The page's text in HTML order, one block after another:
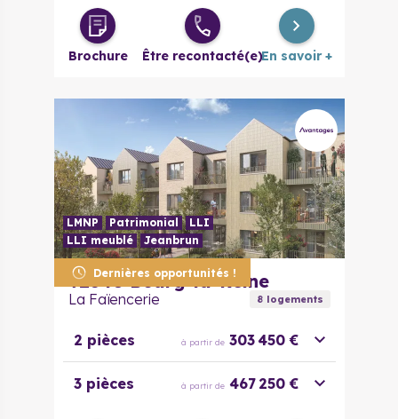
4 pièces à partir de 404 000 €
Brochure Être recontacté(e)En savoir +
Dernières opportunités !
LMNP Patrimonial
LLI
LLI meublé
Jeanbrun
92340 Bourg-la-Reine
La Faïencerie 8logements
2 pièces à partir de 303 450 €
3 pièces à partir de 467 250 €